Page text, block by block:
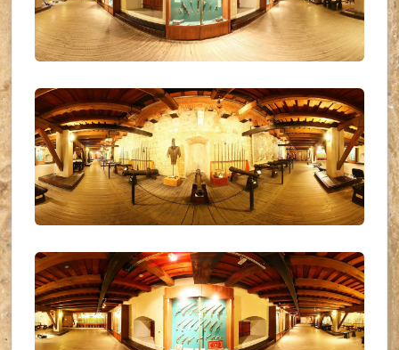
UKR_(13)
UKR_(14)